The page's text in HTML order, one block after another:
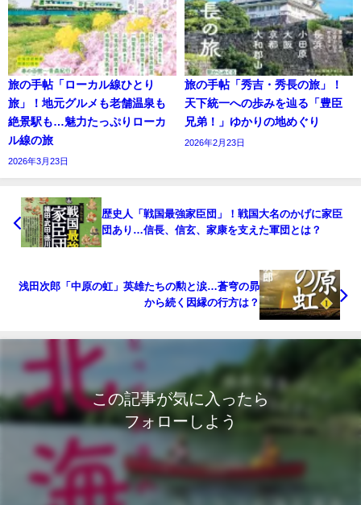
旅の手帖「ローカル線ひとり
旅」！地元グルメも老舗温泉も
絶景駅も…魅力たっぷりローカ
ル線の旅
2026年3月23日
旅の手帖「秀吉・秀長の旅」！
天下統一への歩みを辿る「豊臣
兄弟！」ゆかりの地めぐり
2026年2月23日
歴史人「戦国最強家臣団」！戦国大名のかげに家臣
団あり…信長、信玄、家康を支えた軍団とは？
浅田次郎「中原の虹」英雄たちの勲と涙…蒼穹の昴
から続く因縁の行方は？
この記事が気に入ったら
フォローしよう